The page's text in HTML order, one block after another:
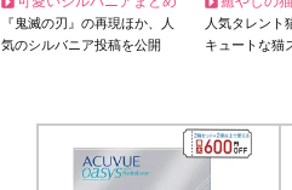
『鬼滅の刃』の再現ほか、人
気のシルバニア投稿を公開
人気タレント
キュートな猫